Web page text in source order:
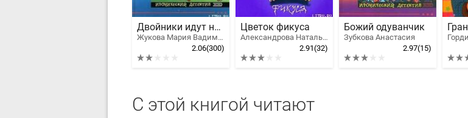
Двойники идут на дело
Жукова Мария Вадимовна
2.06(300)
Цветок фикуса
Александрова Наталья Николаевна
2.91(32)
Божий одуванчик
Зубкова Анастасия
2.97(15)
С этой книгой читают